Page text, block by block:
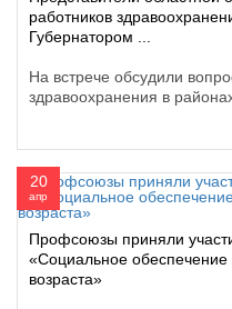
работников
Губернатором ...
На встрече обсудили
здравоохранения в
20
апр
Профсоюзы приняли
«Социальное
возраста»